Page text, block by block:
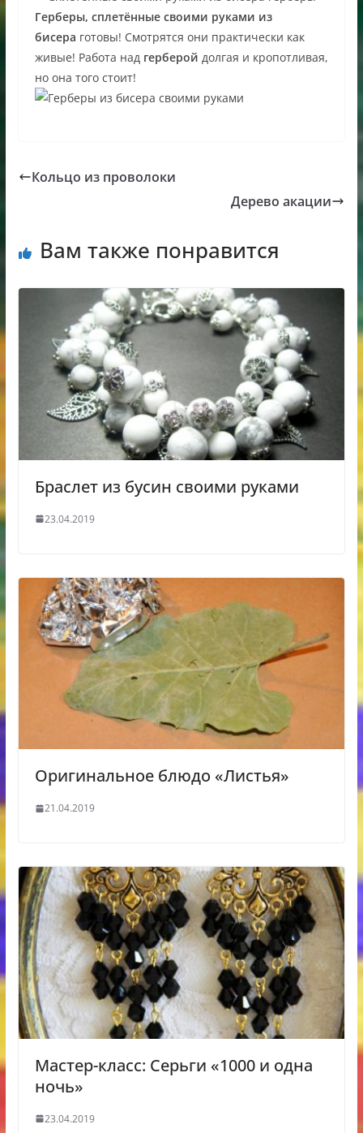
Герберы, сплетённые своими руками из
бисера готовы! Смотрятся они практически как
живые! Работа над герберой долгая и кропотливая,
но она того стоит!
Кольцо из проволоки
Дерево акации
Вам также понравится
Браслет из бусин своими руками
23.04.2019
Оригинальное блюдо «Листья»
21.04.2019
Мастер-класс: Серьги «1000 и одна
ночь»
23.04.2019